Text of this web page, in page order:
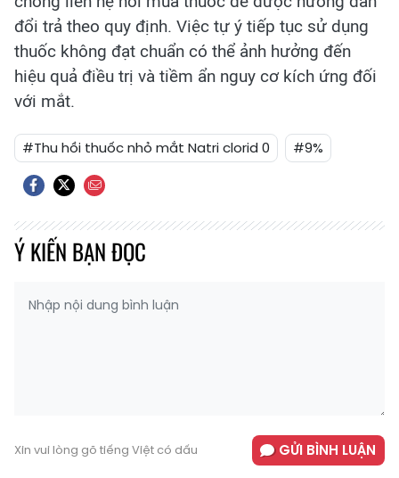
đổi trả theo quy định. Việc tự ý tiếp tục sử dụng
thuốc không đạt chuẩn có thể ảnh hưởng đến
hiệu quả điều trị và tiềm ẩn nguy cơ kích ứng đối
với mắt.
#Thu hồi thuốc nhỏ mắt Natri clorid 0 #9%
Ý KIẾN BẠN ĐỌC
Xin vui lòng gõ tiếng Việt có dấu GỬI BÌNH LUẬN